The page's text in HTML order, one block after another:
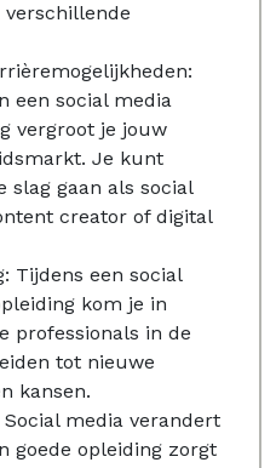
verschillende
een social media
vergroot je jouw
Je kunt
slag gaan als social
creator of digital
Tijdens een social
kom je in
professionals in de
tot nieuwe
kansen.
media verandert
goede opleiding zorgt